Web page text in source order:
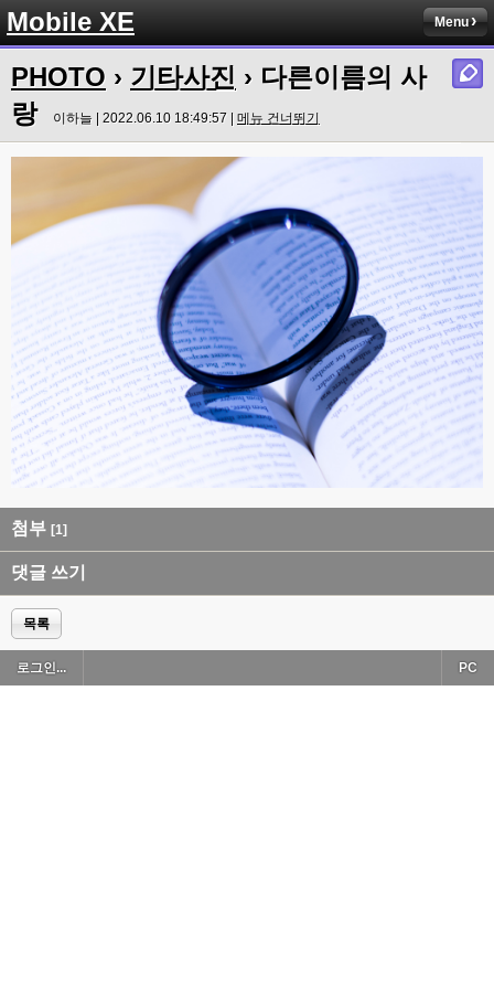
Mobile XE Menu
PHOTO › 기타사진 › 다른이름의 사
랑
이하늘 | 2022.06.10 18:49:57 | 메뉴 건너뛰기
첨부 [1]
댓글 쓰기
목록
로그인... PC